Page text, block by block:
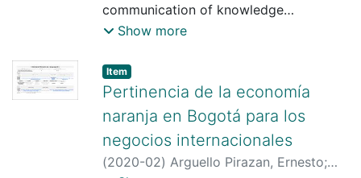
http://scienti.colciencias.gov.co:8081/cv
lac/visualizador/generarCurriculoCv.do?
http://scienti.colciencias.gov.co:8081/cv
lac/visualizador/generarCurriculoCv.do?
cod_rh=0001526494
https://scienti.minciencias.gov.co/cvlac/
visualizador/generarCurriculoCv.do?
cod_rh=0000260010;
communication of knowledge
dissemination through infographics of
results of the university's research
groups in call 833 of 2018
de Colciencias (Minciencias).
Show more
Item type:
Item,
Pertinencia de la economía
naranja en Bogotá para los
negocios internacionales
(2020-02) Arguello Pirazan, Ernesto;